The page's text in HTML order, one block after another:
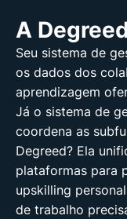
A
Seu sistema de
os dados dos
aprendizagem
Já o sistema de
coordena as
Degreed? Ela
plataformas para
upskilling
de trabalho